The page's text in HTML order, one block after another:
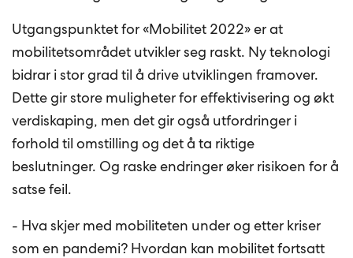
Utgangspunktet for «Mobilitet 2022» er at
mobilitetsområdet utvikler seg raskt. Ny teknologi
bidrar i stor grad til å drive utviklingen framover.
Dette gir store muligheter for effektivisering og økt
verdiskaping, men det gir også utfordringer i
forhold til omstilling og det å ta riktige
beslutninger. Og raske endringer øker risikoen for å
satse feil.
- Hva skjer med mobiliteten under og etter kriser
som en pandemi? Hvordan kan mobilitet fortsatt